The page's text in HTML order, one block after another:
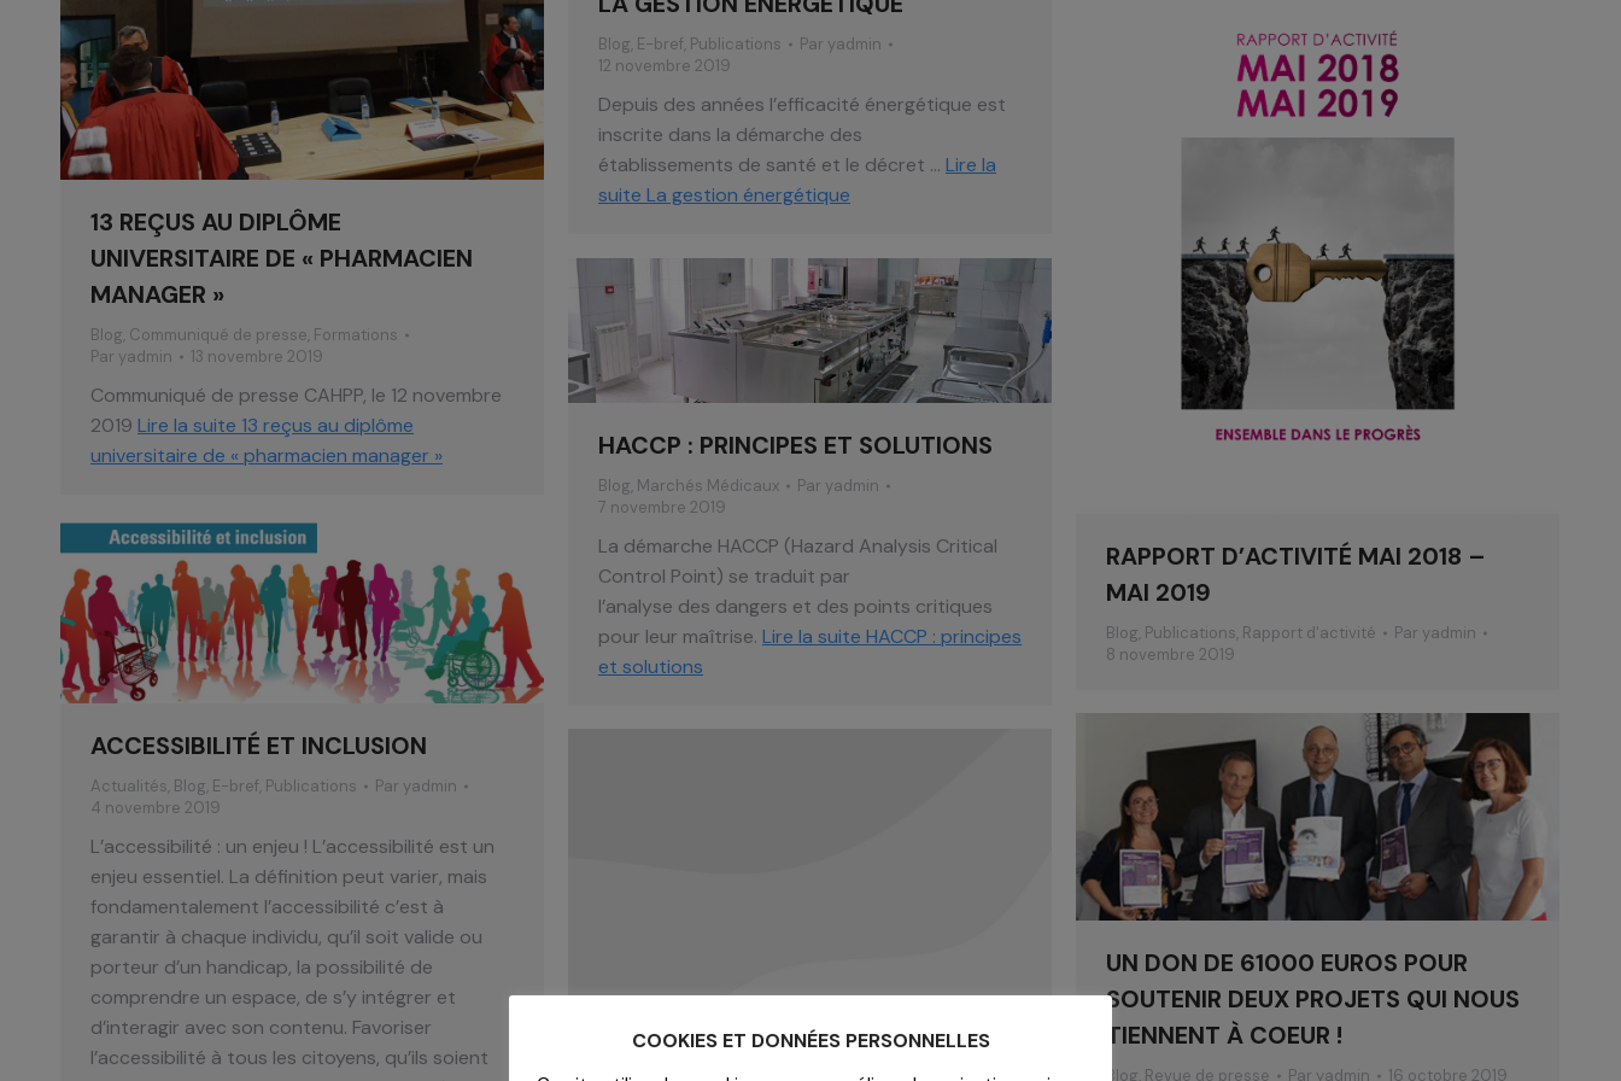
13 REÇUS AU DIPLÔME
UNIVERSITAIRE DE « PHARMACIEN
MANAGER »
Blog, Communiqué de presse, Formations
Par yadmin 13 novembre 2019
Communiqué de presse CAHPP, le 12 novembre
2019 Lire la suite 13 reçus au diplôme
universitaire de « pharmacien manager »
Blog, E-bref, Publications Par yadmin
12 novembre 2019
Depuis des années l’efficacité énergétique est
inscrite dans la démarche des
établissements de santé et le décret … Lire la
suite La gestion énergétique
RAPPORT D’ACTIVITÉ MAI 2018 –
MAI 2019
Blog, Publications, Rapport d'activité Par yadmin
8 novembre 2019
HACCP : PRINCIPES ET SOLUTIONS
Blog, Marchés Médicaux Par yadmin
7 novembre 2019
La démarche HACCP (Hazard Analysis Critical
Control Point) se traduit par
l’analyse des dangers et des points critiques
pour leur maîtrise. Lire la suite HACCP : principes
et solutions
ACCESSIBILITÉ ET INCLUSION
Actualités, Blog, E-bref, Publications Par yadmin
4 novembre 2019
L’accessibilité : un enjeu ! L’accessibilité est un
enjeu essentiel. La définition peut varier, mais
fondamentalement l’accessibilité c’est à
garantir à chaque individu, qu’il soit valide ou
porteur d’un handicap, la possibilité de
comprendre un espace, de s’y intégrer et
d’interagir avec son contenu. Favoriser
l’accessibilité à tous les citoyens, qu’ils soient
UN DON DE 61000 EUROS POUR
SOUTENIR DEUX PROJETS QUI NOUS
TIENNENT À COEUR !
Blog, Revue de presse Par yadmin 16 octobre 2019
COOKIES ET DONNÉES PERSONNELLES